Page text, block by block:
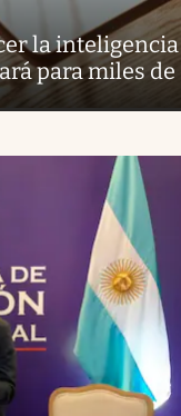
la inteligencia
para miles de